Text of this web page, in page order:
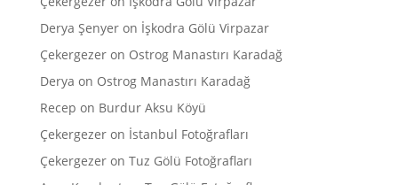
Derya Şenyeron İşkodra Gölü Virpazar
Çekergezeron Ostrog Manastırı Karadağ
Derya on Ostrog Manastırı Karadağ
Recep on Burdur Aksu Köyü
Çekergezeron İstanbul Fotoğrafları
Çekergezeron Tuz Gölü Fotoğrafları